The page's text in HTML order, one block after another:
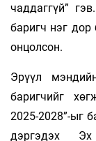
чаддаггүй”
баригч нэг дор
онцолсон.
Эрүүл
баригчийг
2025-2028”-ыг
дэргэдэх